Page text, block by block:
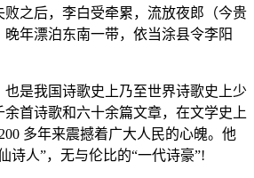
败之后，李白受牵累，流放夜郎（今贵
年漂泊东南一带，依当涂县令李阳
是我国诗歌史上乃至世界诗歌史上少
余首诗歌和六十余篇文章，在文学史上
多年来震撼着广大人民的心魄。他
诗人”，无与伦比的“一代诗豪”!